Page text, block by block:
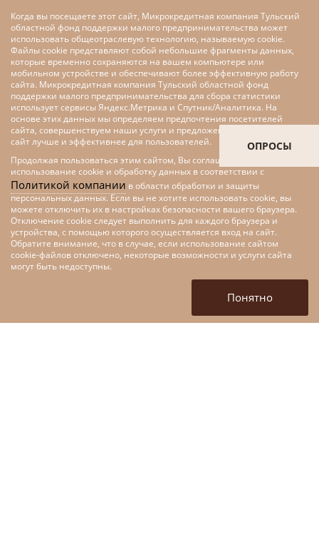
Меры поддержки малого и
среднего предпринимательства
национальной программы
«Цифровая экономика»
ОПРОСЫ
Когда вы посещаете этот сайт, Микрокредитная компания Тульский
областной фонд поддержки малого предпринимательства может
использовать общеотраслевую технологию, называемую cookie.
Файлы cookie представляют собой небольшие фрагменты данных,
которые временно сохраняются на вашем компьютере или
мобильном устройстве и обеспечивают более эффективную работу
сайта. Микрокредитная компания Тульский областной фонд
поддержки малого предпринимательства для сбора статистики
использует сервисы Яндекс.Метрика и Спутник/Аналитика. На
основе этих данных мы определяем предпочтения посетителей
сайта, совершенствуем наши услуги и предложения, делаем наш
сайт лучше и эффективнее для пользователей.
Продолжая пользоваться этим сайтом, Вы соглашаетесь на
использование cookie и обработку данных в соответствии с
Политикой компании в области обработки и защиты
персональных данных. Если вы не хотите использовать cookie, вы
можете отключить их в настройках безопасности вашего браузера.
Отключение cookie следует выполнить для каждого браузера и
устройства, с помощью которого осуществляется вход на сайт.
Обратите внимание, что в случае, если использование сайтом
cookie-файлов отключено, некоторые возможности и услуги сайта
могут быть недоступны.
Понятно